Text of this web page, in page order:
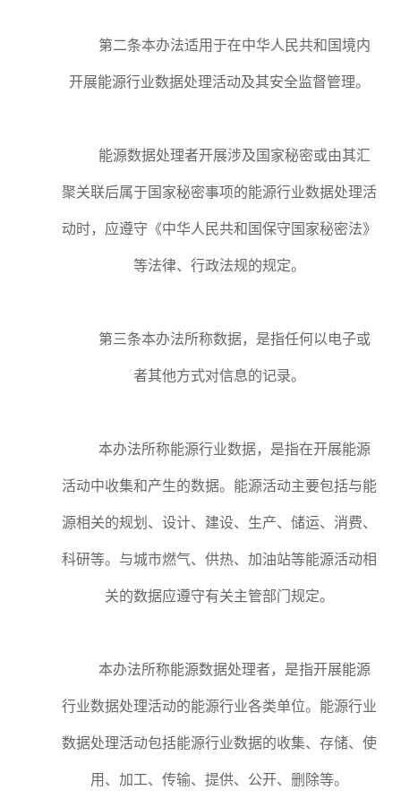
第二条本办法适用于在中华人民共和国境内
开展能源行业数据处理活动及其安全监督管理。
能源数据处理者开展涉及国家秘密或由其汇
聚关联后属于国家秘密事项的能源行业数据处理活
动时，应遵守《中华人民共和国保守国家秘密法》
等法律、行政法规的规定。
第三条本办法所称数据，是指任何以电子或
者其他方式对信息的记录。
本办法所称能源行业数据，是指在开展能源
活动中收集和产生的数据。能源活动主要包括与能
源相关的规划、设计、建设、生产、储运、消费、
科研等。与城市燃气、供热、加油站等能源活动相
关的数据应遵守有关主管部门规定。
本办法所称能源数据处理者，是指开展能源
行业数据处理活动的能源行业各类单位。能源行业
数据处理活动包括能源行业数据的收集、存储、使
用、加工、传输、提供、公开、删除等。